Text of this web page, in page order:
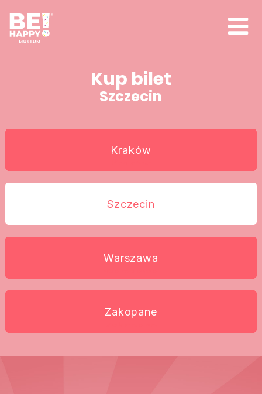
Kup bilet
Szczecin
Kraków
Szczecin
Warszawa
Zakopane